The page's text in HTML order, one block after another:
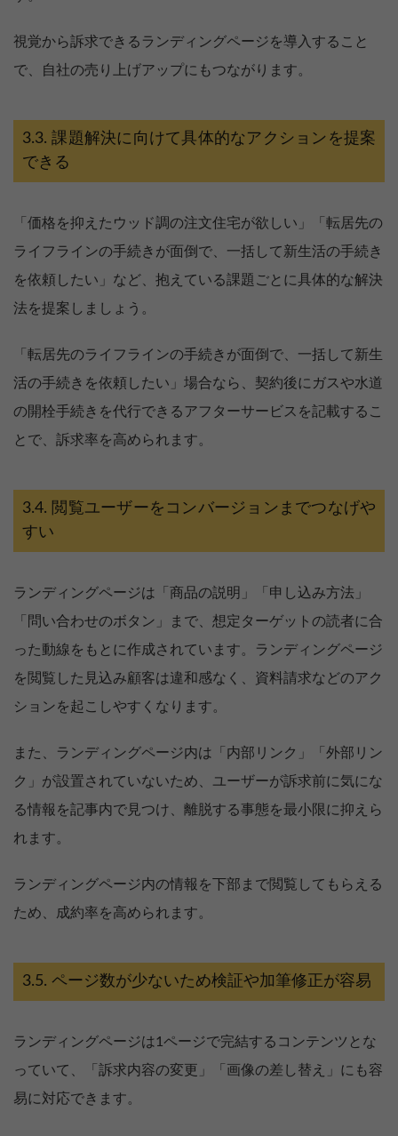
視覚から訴求できるランディングページを導入すること
で、自社の売り上げアップにもつながります。
課題解決に向けて具体的なアクションを提案
できる
「価格を抑えたウッド調の注文住宅が欲しい」「転居先の
ライフラインの手続きが面倒で、一括して新生活の手続き
を依頼したい」など、抱えている課題ごとに具体的な解決
法を提案しましょう。
「転居先のライフラインの手続きが面倒で、一括して新生
活の手続きを依頼したい」場合なら、契約後にガスや水道
の開栓手続きを代行できるアフターサービスを記載するこ
とで、訴求率を高められます。
閲覧ユーザーをコンバージョンまでつなげや
すい
ランディングページは「商品の説明」「申し込み方法」
「問い合わせのボタン」まで、想定ターゲットの読者に合
った動線をもとに作成されています。ランディングページ
を閲覧した見込み顧客は違和感なく、資料請求などのアク
ションを起こしやすくなります。
また、ランディングページ内は「内部リンク」「外部リン
ク」が設置されていないため、ユーザーが訴求前に気にな
る情報を記事内で見つけ、離脱する事態を最小限に抑えら
れます。
ランディングページ内の情報を下部まで閲覧してもらえる
ため、成約率を高められます。
ページ数が少ないため検証や加筆修正が容易
ランディングページは1ページで完結するコンテンツとな
っていて、「訴求内容の変更」「画像の差し替え」にも容
易に対応できます。